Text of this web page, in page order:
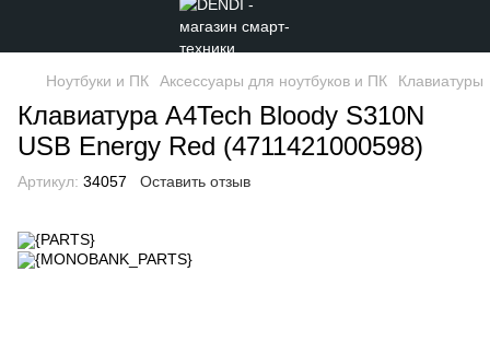
Ноутбуки и ПК Аксессуары для ноутбуков и ПК Клавиатуры
Клавиатура A4Tech Bloody S310N
USB Energy Red (4711421000598)
Артикул: 34057 Оставить отзыв